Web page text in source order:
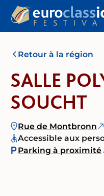
Retour à la région
SALLE
SOUCHT
Rue de Montbronn
Accessible aux
Parking à proximité